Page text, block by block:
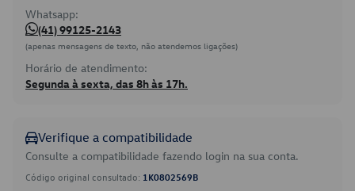
Whatsapp:
(41) 99125-2143
(apenas mensagens de texto, não atendemos ligações)
Horário de atendimento:
Segunda à sexta, das 8h às 17h.
Verifique a compatibilidade
Consulte a compatibilidade fazendo login na sua conta.
Código original consultado: 1K0802569B